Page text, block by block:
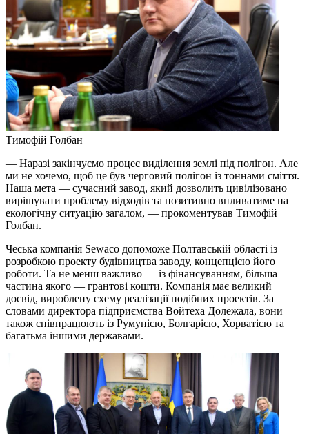
Тимофій Голбан
— Наразі закінчуємо процес виділення землі під полігон. Але
ми не хочемо, щоб це був черговий полігон із тоннами сміття.
Наша мета — сучасний завод, який дозволить цивілізовано
вирішувати проблему відходів та позитивно впливатиме на
екологічну ситуацію загалом, — прокоментував Тимофій
Голбан.
Чеська компанія Sewaco допоможе Полтавській області із
розробкою проекту будівництва заводу, концепцією його
роботи. Та не менш важливо — із фінансуванням, більша
частина якого — грантові кошти. Компанія має великий
досвід, вироблену схему реалізації подібних проектів. За
словами директора підприємства Войтеха Долежала, вони
також співпрацюють із Румунією, Болгарією, Хорватією та
багатьма іншими державами.